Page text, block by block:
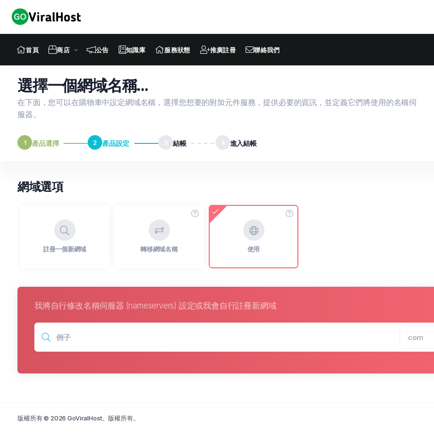
首頁 商店 公告 知識庫 服務狀態 推廣註冊 聯絡我們
選擇一個網域名稱...
在下面，您可以在購物車中設定網域名稱，選擇您想要的附加元件服務，提供必要的資訊，並定義它們將使用的名稱伺
服器。
1 產品選擇 2 產品設定 3 結帳 4 進入結帳
網域選項
註冊一個新網域 轉移網域名稱 使用
我將自行修改名稱伺服器 (nameservers) 設定或我會自行註冊新網域
版權所有 © 2026 GoViralHost。版權所有。